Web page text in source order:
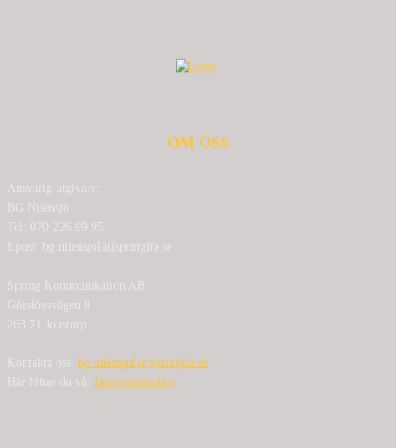
OM OSS
Ansvarig utgivare:
BG Nilensjö
Tel: 070-226 99 95
Epost: bg.nilensjo[at]springlfa.se
Spring Kommunikation AB
Görslövsvägen 8
263 71 Jonstorp
Kontakta oss: bg.nilensjo[at]springlfa.se
Här hittar du vår Integritetspolicy